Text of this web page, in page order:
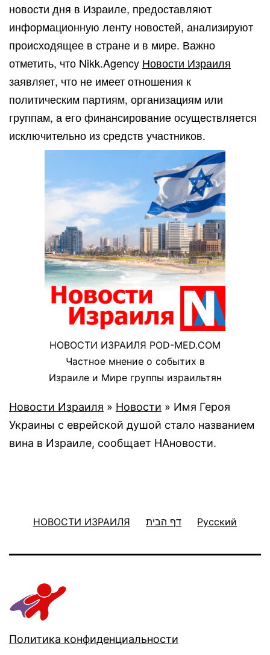
новости дня в Израиле, предоставляют
информационную ленту новостей, анализируют
происходящее в стране и в мире. Важно
отметить, что Nikk.Agency Новости Израиля
заявляет, что не имеет отношения к
политическим партиям, организациям или
группам, а его финансирование осуществляется
исключительно из средств участников.
НОВОСТИ ИЗРАИЛЯ POD-MED.COM
Частное мнение о событих в
Израиле и Мире группы израильтян
Новости Израиля » Новости » Имя Героя
Украины с еврейской душой стало названием
вина в Израиле, сообщает НАновости.
НОВОСТИ ИЗРАИЛЯ דף הבית Русский
Политика конфиденциальности